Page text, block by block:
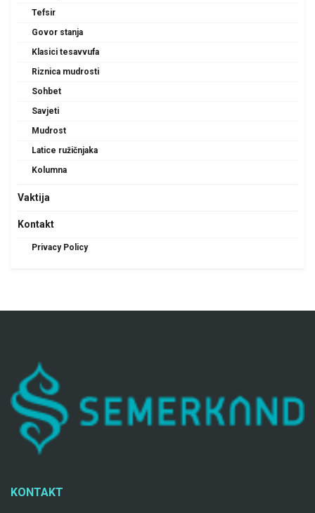
Tefsir
Govor stanja
Klasici tesavvufa
Riznica mudrosti
Sohbet
Savjeti
Mudrost
Latice ružičnjaka
Kolumna
Vaktija
Kontakt
Privacy Policy
KONTAKT